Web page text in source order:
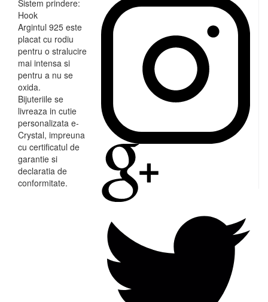
Sistem prindere:
Hook
Argintul 925 este
placat cu rodiu
pentru o stralucire
mai intensa si
pentru a nu se
oxida.
Bijuteriile se
livreaza in cutie
personalizata e-
Crystal, impreuna
cu certificatul de
garantie si
declaratia de
conformitate.